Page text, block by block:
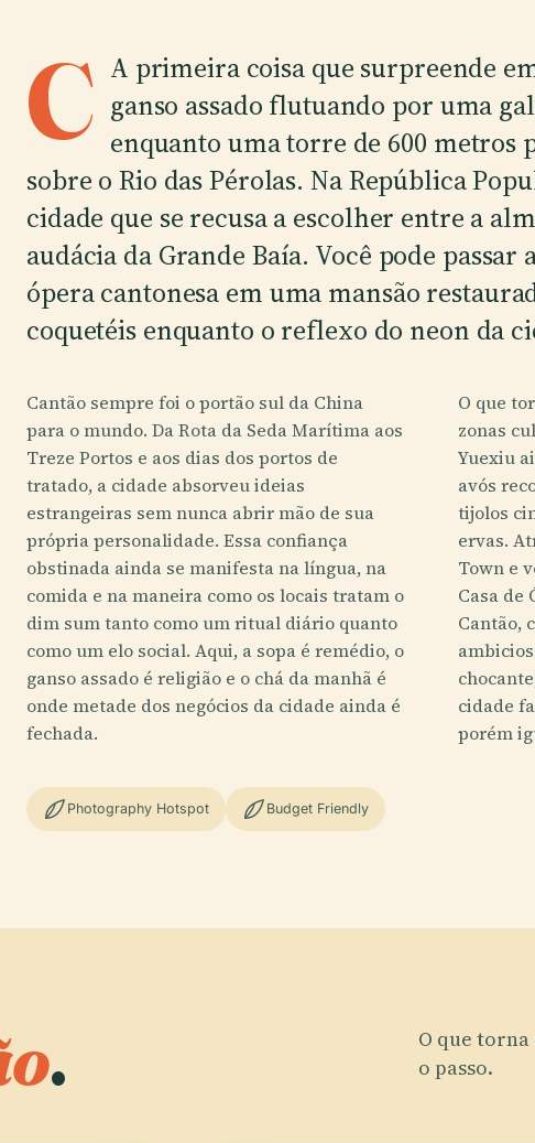
C A primeira coisa que surpreende
ganso assado flutuando por uma
enquanto uma torre de 600 metros
sobre o Rio das Pérolas. Na República
cidade que se recusa a escolher entre a
audácia da Grande Baía. Você pode passar
ópera cantonesa em uma mansão
coquetéis enquanto o reflexo do neon da
Cantão sempre foi o portão sul da China
para o mundo. Da Rota da Seda Marítima aos
Treze Portos e aos dias dos portos de
tratado, a cidade absorveu ideias
estrangeiras sem nunca abrir mão de sua
própria personalidade. Essa confiança
obstinada ainda se manifesta na língua, na
comida e na maneira como os locais tratam o
dim sum tanto como um ritual diário quanto
como um elo social. Aqui, a sopa é remédio, o
ganso assado é religião e o chá da manhã é
onde metade dos negócios da cidade ainda é
fechada.
O que
zonas
Yuexiu
avós
tijolos
ervas.
Town e
Casa de
Cantão,
cidade
porém
Photography Hotspot Budget Friendly
.
O que
o passo.